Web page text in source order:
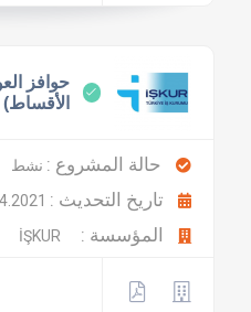
حوافز
الأقساط)
حالة المشروع : نشط
تاريخ التحديث :
المؤسسة :